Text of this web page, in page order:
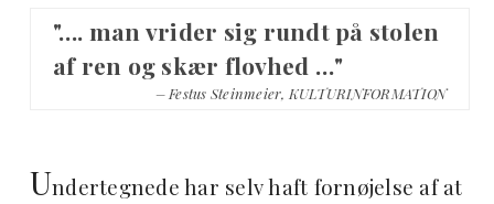
"…. man vrider sig rundt på stolen
af ren og skær flovhed …"
– Festus Steinmeier, KULTURINFORMATION
Undertegnede har selv haft fornøjelse af at